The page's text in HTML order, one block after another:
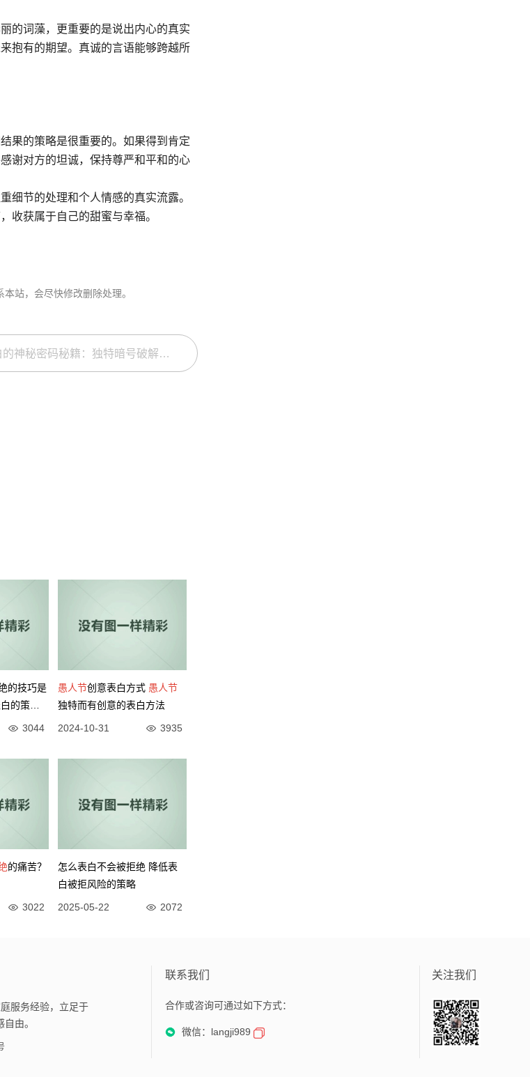
的词藻，更重要的是说出内心的真实
抱有的期望。真诚的言语能够跨越所
果的策略是很重要的。如果得到肯定
谢对方的坦诚，保持尊严和平和的心
细节的处理和个人情感的真实流露。
收获属于自己的甜蜜与幸福。
站，会尽快修改删除处理。
下一篇：表白的神秘密码秘籍：独特暗号破解指南（2024版）
的技巧是
的策略
3044
愚人节创意表白方式 愚人节
独特而有创意的表白方法
2024-10-31 3935
的痛苦？
3022
怎么表白不会被拒绝 降低表
白被拒风险的策略
2025-05-22 2072
服务经验，立足于
由。
联系我们
合作或咨询可通过如下方式：
微信：langji989
关注我们